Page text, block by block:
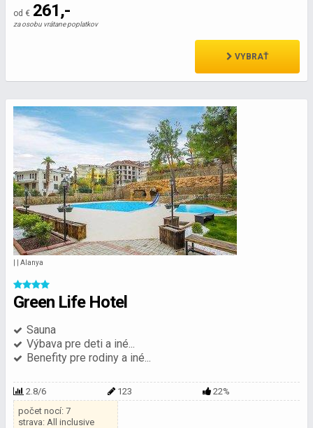
od € 261,-
za osobu vrátane poplatkov
VYBRAŤ
| | Alanya
Green Life Hotel
Sauna
Výbava pre deti a iné...
Benefity pre rodiny a iné...
2.8/6 123
22%
počet nocí: 7
strava: All inclusive